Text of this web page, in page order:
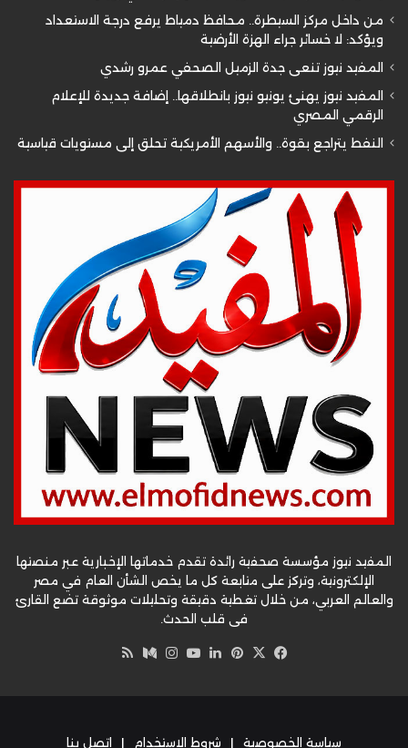
من داخل مركز السيطرة.. محافظ دمياط يرفع درجة الاستعداد
ويؤكد: لا خسائر جراء الهزة الأرضية
المفيد نيوز تنعى جدة الزميل الصحفي عمرو رشدي
المفيد نيوز يهنئ يونيو نيوز بانطلاقها.. إضافة جديدة للإعلام
الرقمي المصري
النفط يتراجع بقوة.. والأسهم الأمريكية تحلق إلى مستويات قياسية
المفيد نيوز مؤسسة صحفية رائدة تقدم خدماتها الإخبارية عبر منصتها
الإلكترونية، وتركز على متابعة كل ما يخص الشأن العام في مصر
والعالم العربي، من خلال تغطية دقيقة وتحليلات موثوقة تضع القارئ
في قلب الحدث.
فيسبوك
‫X بينتيريست
لينكدإن‫YouTube
انستقرام
وسط
سياسة الخصوصية | شروط الاستخدام | اتصل بنا